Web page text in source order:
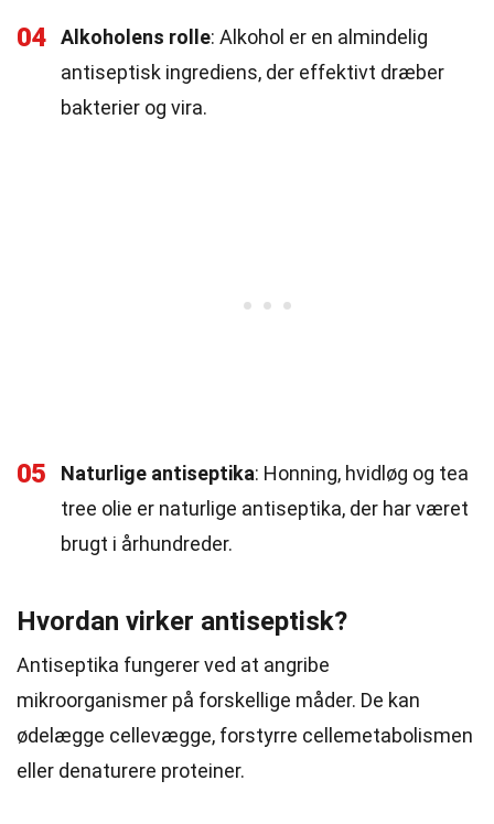
04 Alkoholens rolle: Alkohol er en almindelig
antiseptisk ingrediens, der effektivt dræber
bakterier og vira.
05 Naturlige antiseptika: Honning, hvidløg og tea
tree olie er naturlige antiseptika, der har været
brugt i århundreder.
Hvordan virker antiseptisk?
Antiseptika fungerer ved at angribe
mikroorganismer på forskellige måder. De kan
ødelægge cellevægge, forstyrre cellemetabolismen
eller denaturere proteiner.